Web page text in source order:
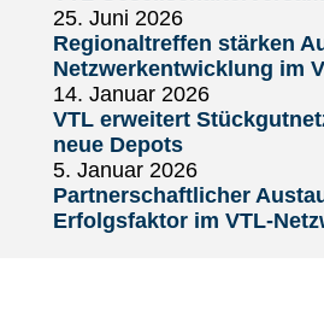
25. Juni 2026
Regionaltreffen stärken
Netzwerkentwicklung im
14. Januar 2026
VTL erweitert
neue Depots
5. Januar 2026
Partnerschaftlicher
Erfolgsfaktor im VTL-